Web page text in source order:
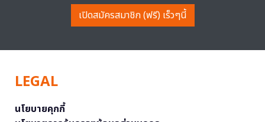
เปิดสมัครสมาชิก (ฟรี) เร็วๆนี้
LEGAL
นโยบายคุกกี้